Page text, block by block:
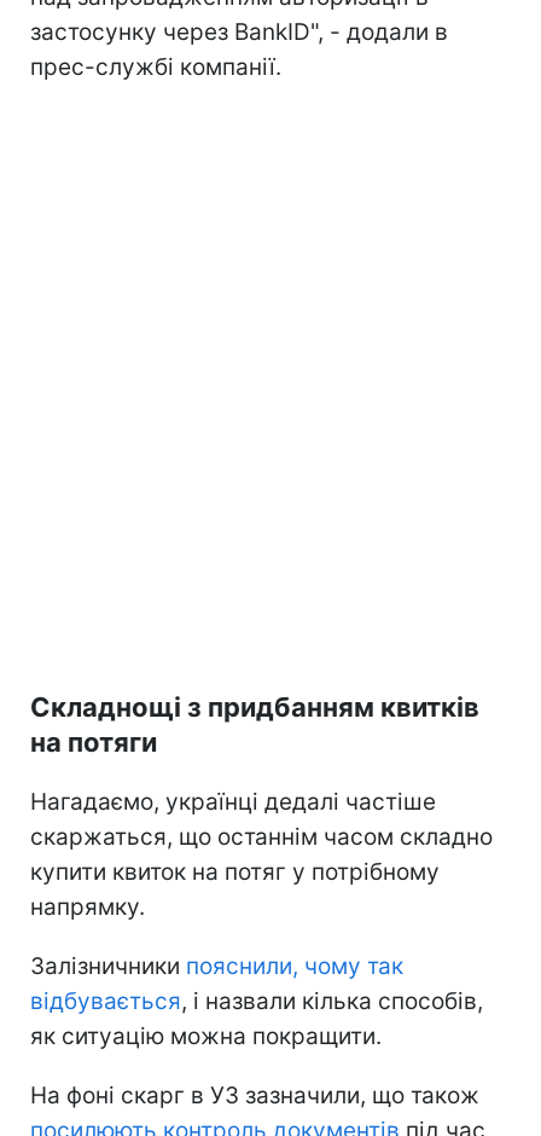
застосунку через BankID", - додали в
прес-службі компанії.
Складнощі з придбанням квитків
на потяги
Нагадаємо, українці дедалі частіше
скаржаться, що останнім часом складно
купити квиток на потяг у потрібному
напрямку.
Залізничники пояснили, чому так
відбувається, і назвали кілька способів,
як ситуацію можна покращити.
На фоні скарг в УЗ зазначили, що також
посилюють контроль документів під час